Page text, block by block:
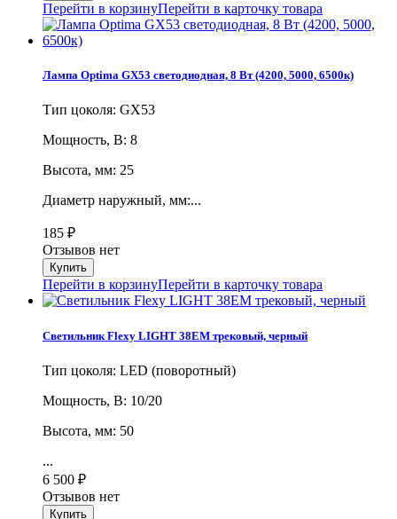
Перейти в корзинуПерейти в карточку товара
Лампа Optima GX53 светодиодная, 8 Вт (4200, 5000, 6500к)
Тип цоколя: GX53
Мощность, В: 8
Высота, мм: 25
Диаметр наружный, мм:...
185 ₽
Отзывов нет
Перейти в корзинуПерейти в карточку товара
Светильник Flexy LIGHT 38EM трековый, черный
Тип цоколя: LED (поворотный)
Мощность, В: 10/20
Высота, мм: 50
...
6 500 ₽
Отзывов нет